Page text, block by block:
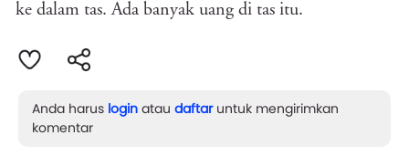
ke dalam tas. Ada banyak uang di tas itu.
Anda harus login atau daftaruntuk mengirimkan
komentar